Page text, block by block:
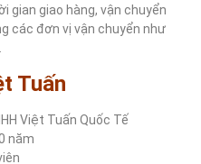
gian giao hàng, vận chuyển
các đơn vị vận chuyển như
Tuấn
Việt Tuấn Quốc Tế
năm